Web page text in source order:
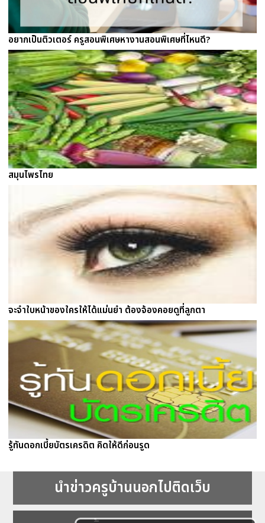
อยากเป็นติวเตอร์ ครูสอนพิเศษหางานสอนพิเศษที่ไหนดี?
สมุนไพรไทย
จะจำใบหน้าของใครให้ได้แม่นยำ ต้องจ้องคอยดูที่ลูกตา
รู้ทันดอกเบี้ยบัตรเครดิต คิดให้ดีก่อนรูด
นำข่าวครูบ้านนอกไปติดเว็บ